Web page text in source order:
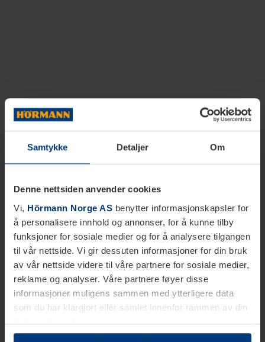
Samtykke Detaljer Om
Denne nettsiden anvender cookies
Vi, Hörmann Norge AS benytter informasjonskapsler for
å personalisere innhold og annonser, for å kunne tilby
funksjoner for sosiale medier og for å analysere tilgangen
til vår nettside. Vi gir dessuten informasjoner for din bruk
av vår nettside videre til våre partnere for sosiale medier,
reklame og analyser. Våre partnere føyer disse
informasjoner muligens sammen med ytterligere data
som du har klargjort eller samlet innenfor rammen av din
bruk av tjenestene.
Etter loven kan vi lagre informasjonskapsler på din